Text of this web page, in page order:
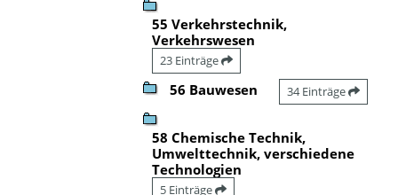
55 Verkehrstechnik,
Verkehrswesen
23 Einträge
56 Bauwesen 34 Einträge
58 Chemische Technik,
Umwelttechnik, verschiedene
Technologien
5 Einträge